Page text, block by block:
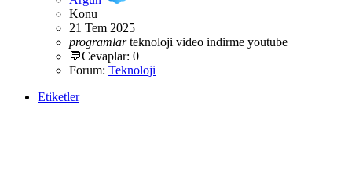
Konu
21 Tem 2025
programlar teknoloji video indirme youtube
💬Cevaplar: 0
Forum: Teknoloji
Etiketler